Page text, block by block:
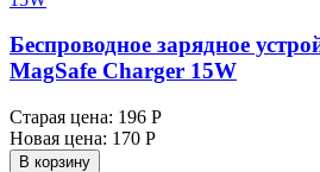
Беспроводное зарядное
MagSafe Charger 15W
Старая цена: 196 Р
Новая цена: 170 Р
В корзину